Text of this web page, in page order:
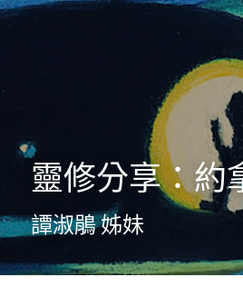
Harvest 聚會信息
Harvest Choir
主題查經
父母團契
生活事神的話
受洗見證
主日直播
靈修小語
信望愛團契
探訪之行2023
聯絡我們
聯絡方式
靈修部落格
靈修分享：約
譚淑鵑 姊妹